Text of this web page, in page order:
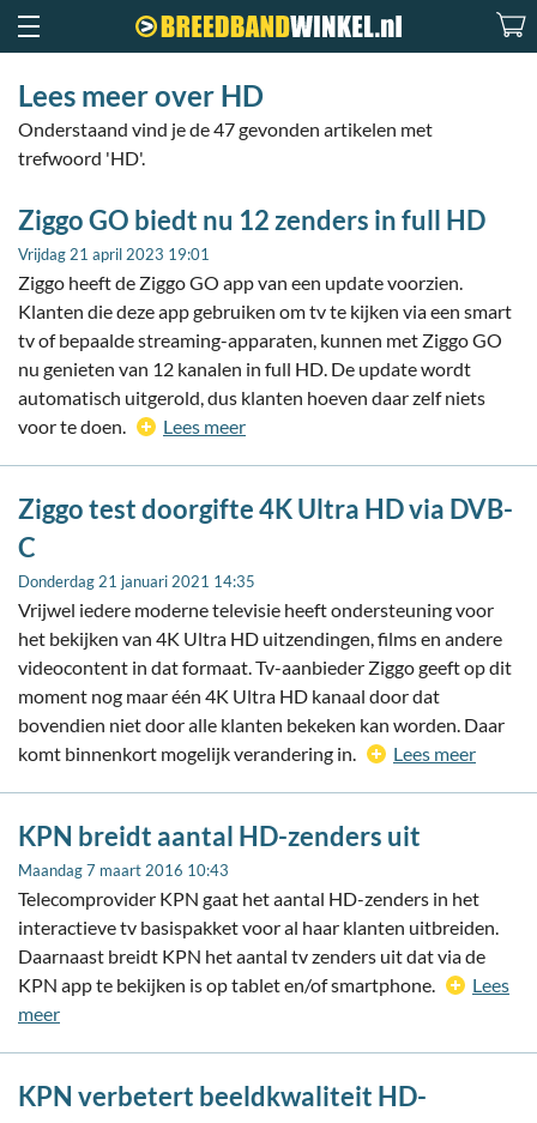
Lees meer over HD
Onderstaand vind je de 47 gevonden artikelen met
trefwoord 'HD'.
Ziggo GO biedt nu 12 zenders in full HD
Vrijdag 21 april 2023 19:01
Ziggo heeft de Ziggo GO app van een update voorzien.
Klanten die deze app gebruiken om tv te kijken via een smart
tv of bepaalde streaming-apparaten, kunnen met Ziggo GO
nu genieten van 12 kanalen in full HD. De update wordt
automatisch uitgerold, dus klanten hoeven daar zelf niets
voor te doen.
Lees meer
Ziggo test doorgifte 4K Ultra HD via DVB-
C
Donderdag 21 januari 2021 14:35
Vrijwel iedere moderne televisie heeft ondersteuning voor
het bekijken van 4K Ultra HD uitzendingen, films en andere
videocontent in dat formaat. Tv-aanbieder Ziggo geeft op dit
moment nog maar één 4K Ultra HD kanaal door dat
bovendien niet door alle klanten bekeken kan worden. Daar
komt binnenkort mogelijk verandering in.
Lees meer
KPN breidt aantal HD-zenders uit
Maandag 7 maart 2016 10:43
Telecomprovider KPN gaat het aantal HD-zenders in het
interactieve tv basispakket voor al haar klanten uitbreiden.
Daarnaast breidt KPN het aantal tv zenders uit dat via de
KPN app te bekijken is op tablet en/of smartphone.
Lees
meer
KPN verbetert beeldkwaliteit HD-